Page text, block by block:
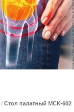
/ Стол палатный МСК-602